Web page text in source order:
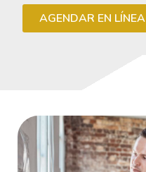
AGENDAR EN LÍNEA